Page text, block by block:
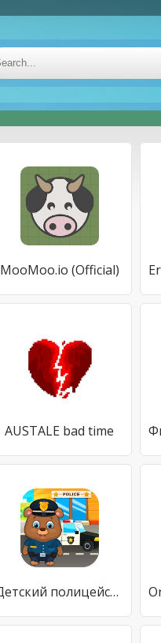
MooMoo.io (Official)
AUSTALE bad time
Детский полицейский